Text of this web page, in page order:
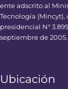
ente adscrito al
Tecnología (Mincyt),
presidencial N°
septiembre de 2005.
Ubicación